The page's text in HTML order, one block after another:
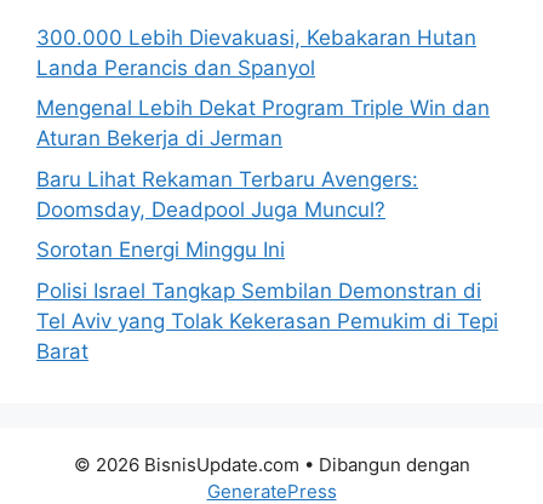
300.000 Lebih Dievakuasi, Kebakaran Hutan
Landa Perancis dan Spanyol
Mengenal Lebih Dekat Program Triple Win dan
Aturan Bekerja di Jerman
Baru Lihat Rekaman Terbaru Avengers:
Doomsday, Deadpool Juga Muncul?
Sorotan Energi Minggu Ini
Polisi Israel Tangkap Sembilan Demonstran di
Tel Aviv yang Tolak Kekerasan Pemukim di Tepi
Barat
© 2026 BisnisUpdate.com • Dibangun dengan
GeneratePress